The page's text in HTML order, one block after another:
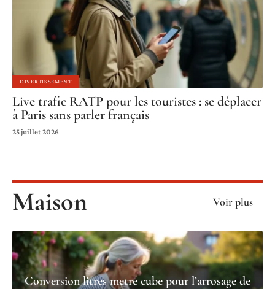
DIVERTISSEMENT
Live trafic RATP pour les touristes : se déplacer
à Paris sans parler français
25 juillet 2026
Maison Voir plus
Conversion litres metre cube pour l’arrosage de